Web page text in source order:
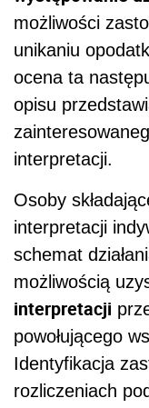
możliwości
unikaniu
ocena ta
opisu
interpretacji.
Osoby
interpretacji
schemat
możliwością
interpretacji
powołującego
Identyfikacja
rozliczeniach